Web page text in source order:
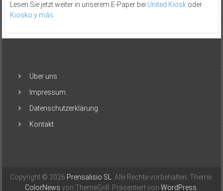
Lesen Sie jetzt weiter in unserem E-Paper bei United Kioskoder
Kiosko y más.
Über uns
Impressum
Datenschutzerklärung
Kontakt
Copyright © 2026 Prensalisio SL. Alle Rechte vorbehalten. Theme:
ColorNews von ThemeGrill. Präsentiert von WordPress.